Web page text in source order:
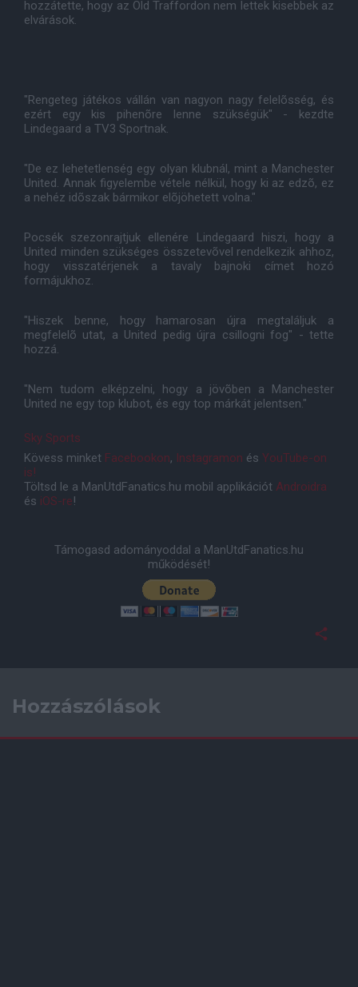
hozzátette, hogy az Old Traffordon nem lettek kisebbek az
elvárások.
"Rengeteg játékos vállán van nagyon nagy felelõsség, és
ezért egy kis pihenõre lenne szükségük" - kezdte
Lindegaard a TV3 Sportnak.
"De ez lehetetlenség egy olyan klubnál, mint a Manchester
United. Annak figyelembe vétele nélkül, hogy ki az edzõ, ez
a nehéz idõszak bármikor elõjöhetett volna."
Pocsék szezonrajtjuk ellenére Lindegaard hiszi, hogy a
United minden szükséges összetevõvel rendelkezik ahhoz,
hogy visszatérjenek a tavaly bajnoki címet hozó
formájukhoz.
"Hiszek benne, hogy hamarosan újra megtaláljuk a
megfelelõ utat, a United pedig újra csillogni fog" - tette
hozzá.
"Nem tudom elképzelni, hogy a jövõben a Manchester
United ne egy top klubot, és egy top márkát jelentsen."
Sky Sports
Kövess minket Facebookon, Instagramon és YouTube-on
is!
Töltsd le a ManUtdFanatics.hu mobil applikációt Androidra
és iOS-re!
Támogasd adományoddal a ManUtdFanatics.hu
működését!
Hozzászólások